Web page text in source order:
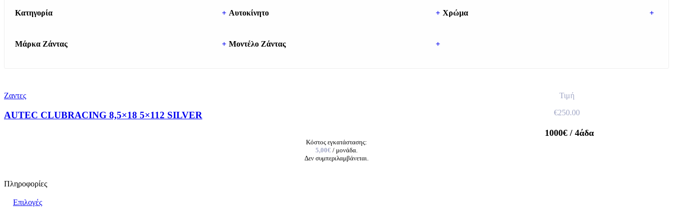
Κατηγορία + Αυτοκίνητο + Χρώμα +
Μάρκα Ζάντας + Μοντέλο Ζάντας +
Ζαντες
AUTEC CLUBRACING 8,5×18 5×112 SILVER
Τιμή
€250.00
1000€/ 4άδα
Κόστος εγκατάστασης:
5,00€ / μονάδα.
Δεν συμπεριλαμβάνεται.
Πληροφορίες
Επιλογές